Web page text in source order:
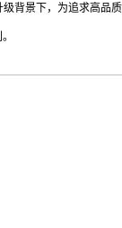
级背景下，为追求高